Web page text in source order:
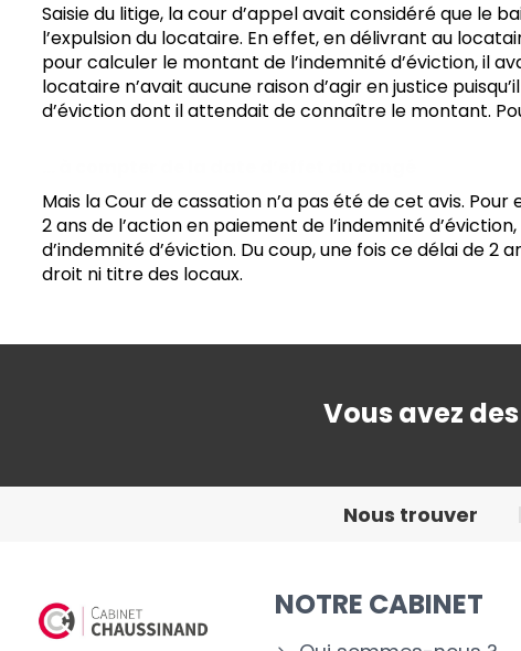
Saisie du litige, la cour d’appel avait considéré que le
l’expulsion du locataire. En effet, en délivrant au
pour calculer le montant de l’indemnité d’éviction, il
locataire n’avait aucune raison d’agir en justice
d’éviction dont il attendait de connaître le montant.
Mais la Cour de cassation n’a pas été de cet avis.
2 ans de l’action en paiement de l’indemnité
d’indemnité d’éviction. Du coup, une fois ce délai de
droit ni titre des locaux.
Vous avez
Nous trouver
NOTRE CABINET